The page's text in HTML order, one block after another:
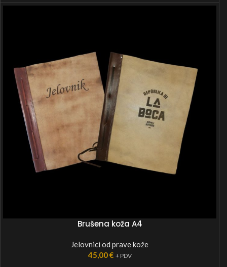
Brušena koža A4
Jelovnici od prave kože
45,00€ + PDV